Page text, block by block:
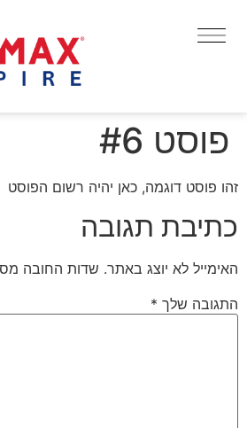
פוסט #6
זהו פוסט דוגמה, כאן יהיה רשום הפוסט
כתיבת תגובה
האימייל לא יוצג באתר. שדות החובה
התגובה שלך *